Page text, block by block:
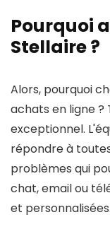
Pourquoi
Stellaire ?
Alors, pourquoi
achats en ligne ?
exceptionnel.
répondre à
problèmes qui
chat, email ou
et personnalisées.